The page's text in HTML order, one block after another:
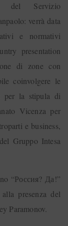
del Servizio
verrà data
e normativi
presentation
di zone con
coinvolgere le
per la stipula di
Vicenza per
e business,
Gruppo Intesa
“Россия? Да!”
presenza del
Paramonov.